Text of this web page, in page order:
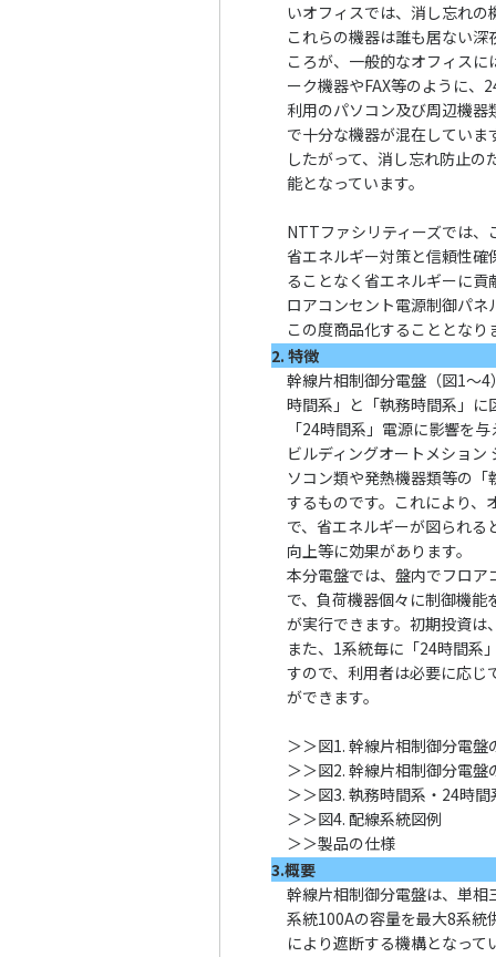
いオフィスでは、消し忘れ
これらの機器は誰も居ない
ころが、一般的なオフィス
ーク機器やFAX等のように、
利用のパソコン及び周辺機
で十分な機器が混在していま
したがって、消し忘れ防止
能となっています。
NTTファシリティーズでは
省エネルギー対策と信頼性
ることなく省エネルギーに
ロアコンセント電源制御パ
この度商品化することとなり
2. 特徴
幹線片相制御分電盤（図1～
時間系」と「執務時間系」
「24時間系」電源に影響を
ビルディングオートメショ
ソコン類や発熱機器類等の
するものです。これにより
で、省エネルギーが図られ
向上等に効果があります。
本分電盤では、盤内でフロ
で、負荷機器個々に制御機
が実行できます。初期投資
また、1系統毎に「24時間系
すので、利用者は必要に応
ができます。
＞＞図1. 幹線片相制御分電盤
＞＞図2. 幹線片相制御分電盤
＞＞図3. 執務時間系・24時
＞＞図4. 配線系統図例
＞＞製品の仕様
3.概要
幹線片相制御分電盤は、単相
系統100Aの容量を最大8系統
により遮断する機構となっ